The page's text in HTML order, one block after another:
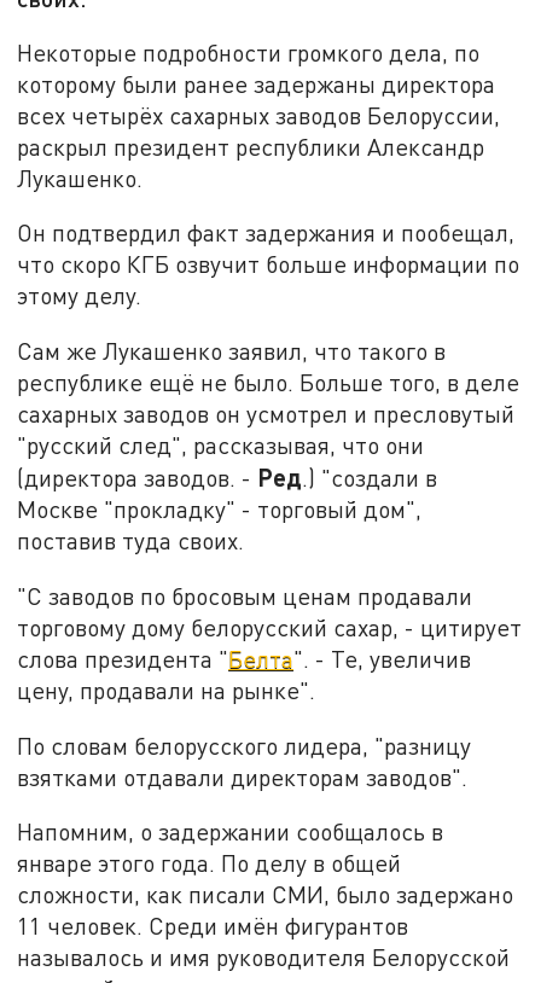
Некоторые подробности громкого дела, по
которому были ранее задержаны директора
всех четырёх сахарных заводов Белоруссии,
раскрыл президент республики Александр
Лукашенко.
Он подтвердил факт задержания и пообещал,
что скоро КГБ озвучит больше информации по
этому делу.
Сам же Лукашенко заявил, что такого в
республике ещё не было. Больше того, в деле
сахарных заводов он усмотрел и пресловутый
"русский след", рассказывая, что они
(директора заводов. - Ред.) "создали в
Москве "прокладку" - торговый дом",
поставив туда своих.
"С заводов по бросовым ценам продавали
торговому дому белорусский сахар, - цитирует
слова президента "Белта". - Те, увеличив
цену, продавали на рынке".
По словам белорусского лидера, "разницу
взятками отдавали директорам заводов".
Напомним, о задержании сообщалось в
январе этого года. По делу в общей
сложности, как писали СМИ, было задержано
11 человек. Среди имён фигурантов
называлось и имя руководителя Белорусской